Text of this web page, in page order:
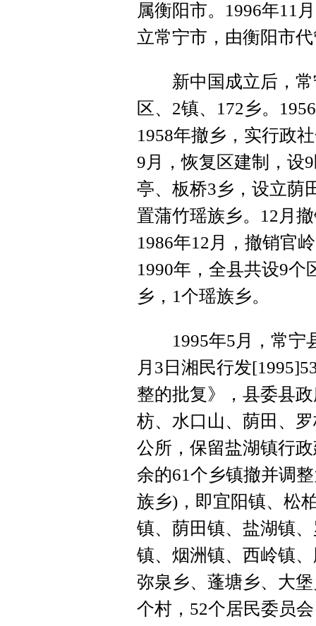
属衡阳市。1996年11
立常宁市，由衡阳市
新中国成立后，常
区、2镇、172乡。
1958年撤乡，实行政
9月，恢复区建制，设
亭、板桥3乡，设立荫
置蒲竹瑶族乡。12月
1986年12月，撤销官
1990年，全县共设9个
乡，1个瑶族乡。
1995年5月，常宁县
月3日湘民行发
整的批复》，县委县
枋、水口山、荫田、
公所，保留盐湖镇行
余的61个乡镇撤并调
族乡)，即宜阳镇、松
镇、荫田镇、盐湖镇
镇、烟洲镇、西岭镇
弥泉乡、蓬塘乡、大
个村，52个居民委员